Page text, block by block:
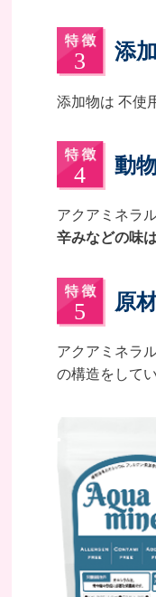
添
添加物は 不使
動
アクアミネラ
辛みなどの味
原
アクアミネラ
の構造をして